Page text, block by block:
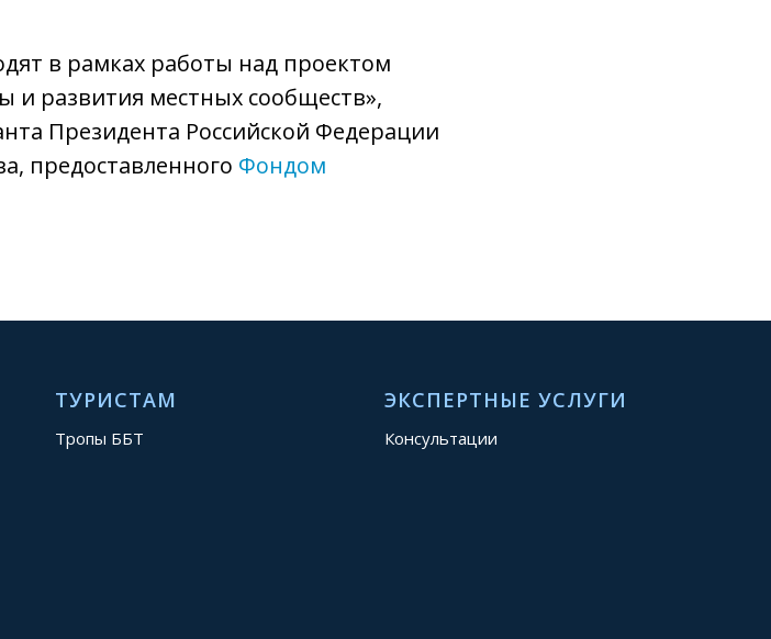
в рамках работы над проектом
и развития местных сообществ»,
Президента Российской Федерации
предоставленного Фондом
ТУРИСТАМ
Тропы ББТ
ЭКСПЕРТНЫЕ УСЛУГИ
Консультации